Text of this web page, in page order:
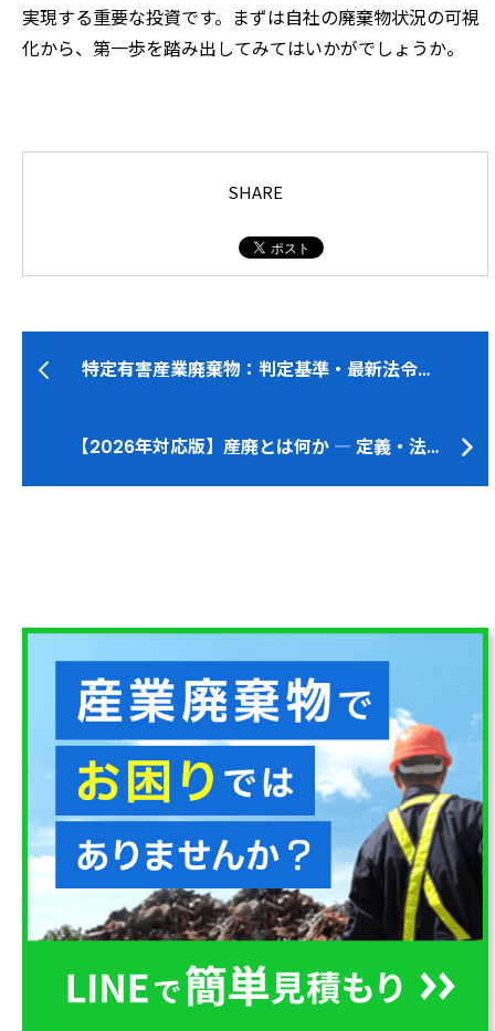
実現する重要な投資です。まずは自社の廃棄物状況の可視
化から、第一歩を踏み出してみてはいかがでしょうか。
SHARE
特定有害産業廃棄物：判定基準・最新法令…
【2026年対応版】産廃とは何か ― 定義・法…